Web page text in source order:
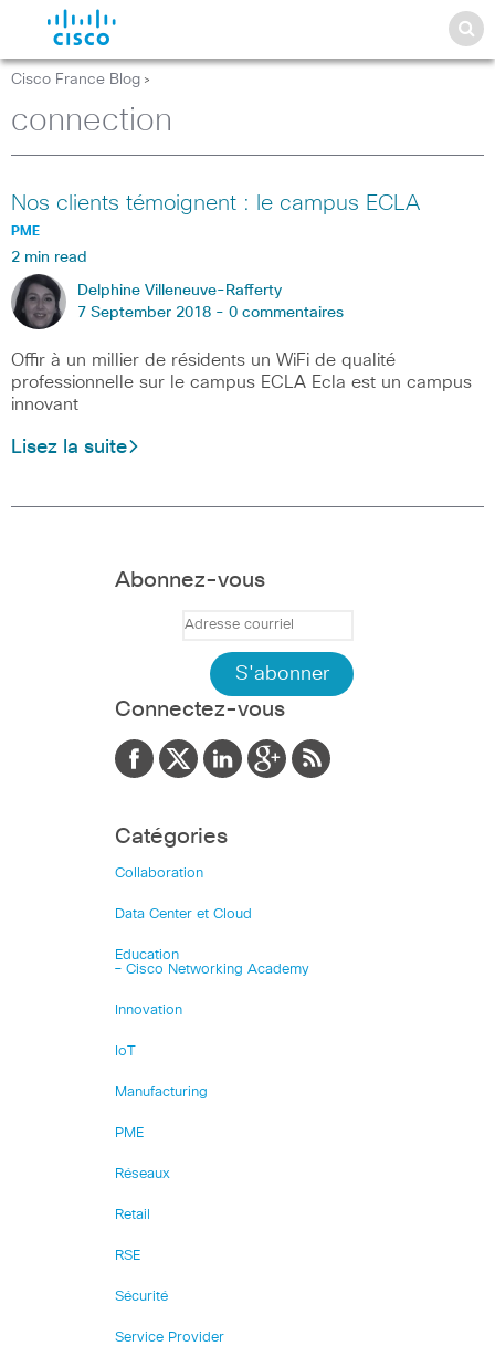
Cisco France Blog >
connection
Nos clients témoignent : le campus ECLA
PME
2 min read
Delphine Villeneuve-Rafferty
7 September 2018 - 0 commentaires
Offir à un millier de résidents un WiFi de qualité
professionnelle sur le campus ECLA Ecla est un campus
innovant
Lisez la suite
Abonnez-vous
Connectez-vous
Catégories
Collaboration
Data Center et Cloud
Education
– Cisco Networking Academy
Innovation
IoT
Manufacturing
PME
Réseaux
Retail
RSE
Sécurité
Service Provider